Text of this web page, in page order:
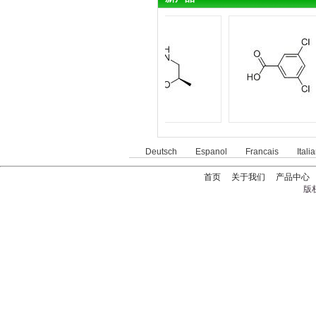
Deutsch Espanol Francais
首页 关于我们
产品中心
版